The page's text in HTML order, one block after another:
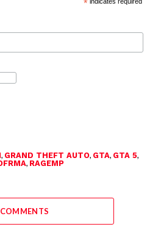
*
, GRAND THEFT AUTO, GTA, GTA 5,
, RAGEMP
COMMENTS